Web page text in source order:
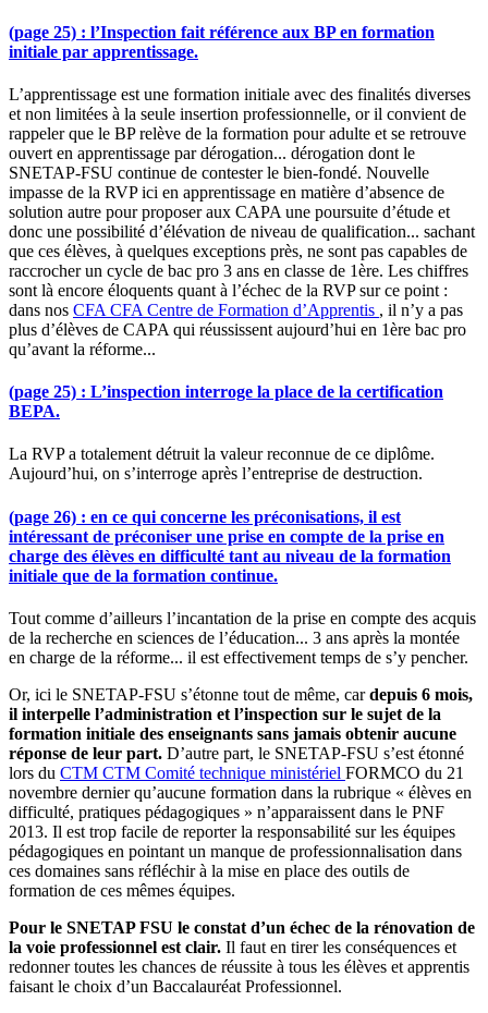
(page 25) : l’Inspection fait référence aux BP en formation
initiale par apprentissage.
L’apprentissage est une formation initiale avec des finalités diverses
et non limitées à la seule insertion professionnelle, or il convient de
rappeler que le BP relève de la formation pour adulte et se retrouve
ouvert en apprentissage par dérogation... dérogation dont le
SNETAP-FSU continue de contester le bien-fondé. Nouvelle
impasse de la RVP ici en apprentissage en matière d’absence de
solution autre pour proposer aux CAPA une poursuite d’étude et
donc une possibilité d’élévation de niveau de qualification... sachant
que ces élèves, à quelques exceptions près, ne sont pas capables de
raccrocher un cycle de bac pro 3 ans en classe de 1ère. Les chiffres
sont là encore éloquents quant à l’échec de la RVP sur ce point :
dans nos CFA CFA Centre de Formation d’Apprentis , il n’y a pas
plus d’élèves de CAPA qui réussissent aujourd’hui en 1ère bac pro
qu’avant la réforme...
(page 25) : L’inspection interroge la place de la certification
BEPA.
La RVP a totalement détruit la valeur reconnue de ce diplôme.
Aujourd’hui, on s’interroge après l’entreprise de destruction.
(page 26) : en ce qui concerne les préconisations, il est
intéressant de préconiser une prise en compte de la prise en
charge des élèves en difficulté tant au niveau de la formation
initiale que de la formation continue.
Tout comme d’ailleurs l’incantation de la prise en compte des acquis
de la recherche en sciences de l’éducation... 3 ans après la montée
en charge de la réforme... il est effectivement temps de s’y pencher.
Or, ici le SNETAP-FSU s’étonne tout de même, cardepuis 6 mois,
il interpelle l’administration et l’inspection sur le sujet de la
formation initiale des enseignants sans jamais obtenir aucune
réponse de leur part. D’autre part, le SNETAP-FSU s’est étonné
lors du CTM CTM Comité technique ministériel FORMCO du 21
novembre dernier qu’aucune formation dans la rubrique « élèves en
difficulté, pratiques pédagogiques » n’apparaissent dans le PNF
2013. Il est trop facile de reporter la responsabilité sur les équipes
pédagogiques en pointant un manque de professionnalisation dans
ces domaines sans réfléchir à la mise en place des outils de
formation de ces mêmes équipes.
Pour le SNETAP FSU le constat d’un échec de la rénovation de
la voie professionnel est clair. Il faut en tirer les conséquences et
redonner toutes les chances de réussite à tous les élèves et apprentis
faisant le choix d’un Baccalauréat Professionnel.